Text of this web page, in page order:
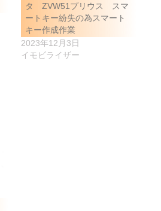
タ ZVW51プリウス スマ
ートキー紛失の為スマート
キー作成作業
2023年12月3日
イモビライザー